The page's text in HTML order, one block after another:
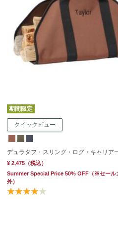
期間限定
クイックビュー
デュラタフ・スリング・ログ・キャリア
¥ 2,475（税込）
Summer Special Price 50% OFF（※セール
外）